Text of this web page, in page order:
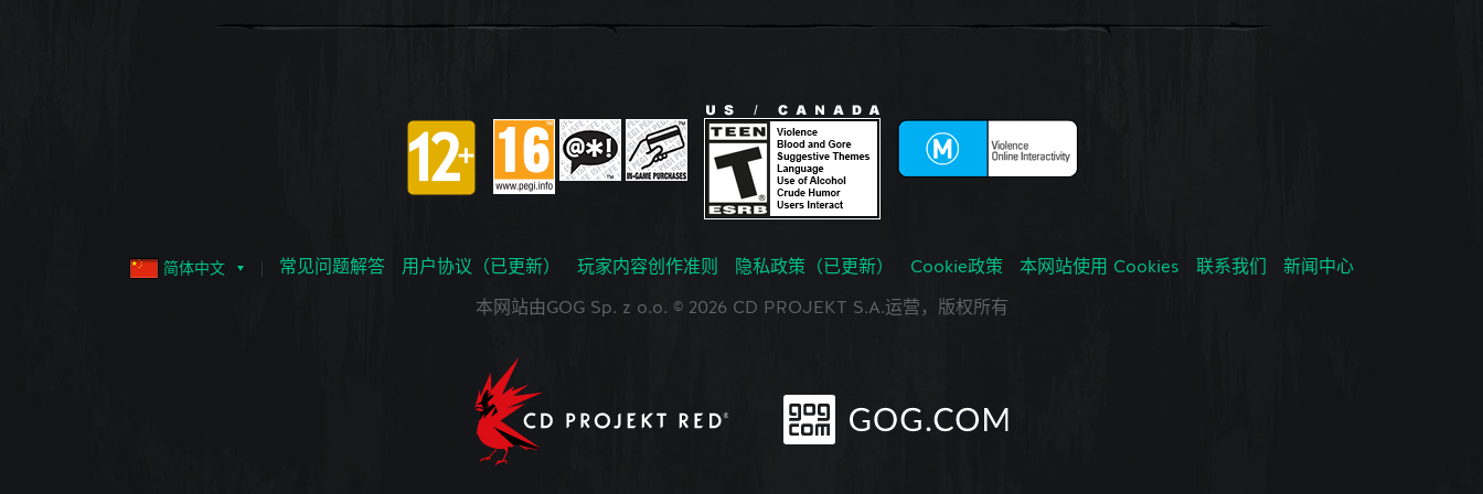
简体中文 常见问题解答 用户协议（已更新） 玩家内容创作准则 隐私政策（已更新） Cookie政策 本网站使用 Cookies 联系我们 新闻中心
本网站由GOG Sp. z o.o. © 2026 CD PROJEKT S.A.运营，版权所有